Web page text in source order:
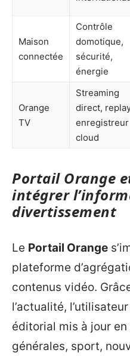
Maison
connectée
Contrôle
domotique,
sécurité,
énergie
Orange
TV
Streaming
direct,
enregistreur
cloud
Portail Orange
intégrer
divertissement
Le Portail Orange
plateforme
contenus vidéo.
l’actualité,
éditorial mis à jour
générales, sport,